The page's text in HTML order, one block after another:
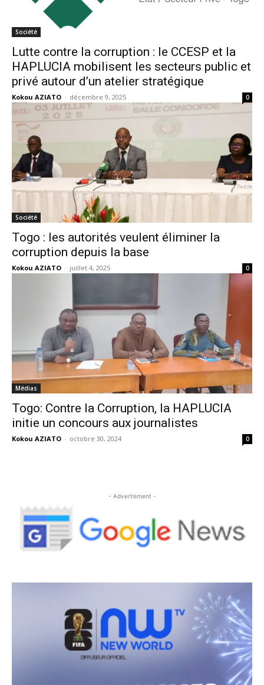
Société
Lutte contre la corruption : le CCESP et la
HAPLUCIA mobilisent les secteurs public et
privé autour d’un atelier stratégique
Kokou AZIATO - décembre 9, 2025 0
Société
Togo : les autorités veulent éliminer la
corruption depuis la base
Kokou AZIATO - juillet 4, 2025 0
Médias
Togo: Contre la Corruption, la HAPLUCIA
initie un concours aux journalistes
Kokou AZIATO - octobre 30, 2024 0
- Advertisment -